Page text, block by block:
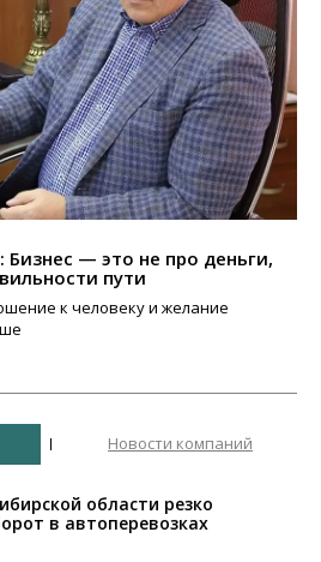
— это не про деньги,
пути
к человеку и желание
Новости компаний
области резко
в автоперевозках